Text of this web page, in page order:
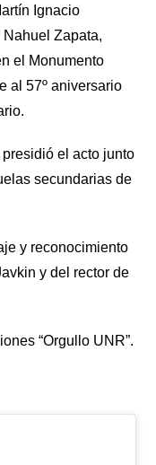
Ignacio
Zapata,
el Monumento
al 57º aniversario
el acto junto
secundarias de
y reconocimiento
y del rector de
“Orgullo UNR”.